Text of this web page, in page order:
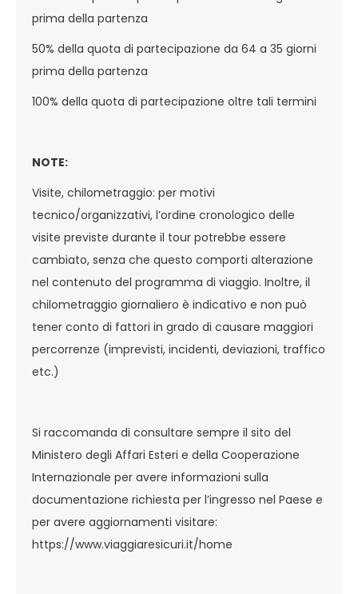
prima della partenza
50% della quota di partecipazione da 64 a 35 giorni
prima della partenza
100% della quota di partecipazione oltre tali termini
NOTE:
Visite, chilometraggio: per motivi
tecnico/organizzativi, l’ordine cronologico delle
visite previste durante il tour potrebbe essere
cambiato, senza che questo comporti alterazione
nel contenuto del programma di viaggio. Inoltre, il
chilometraggio giornaliero è indicativo e non può
tener conto di fattori in grado di causare maggiori
percorrenze (imprevisti, incidenti, deviazioni, traffico
etc.)
Si raccomanda di consultare sempre il sito del
Ministero degli Affari Esteri e della Cooperazione
Internazionale per avere informazioni sulla
documentazione richiesta per l’ingresso nel Paese e
per avere aggiornamenti visitare:
https://www.viaggiaresicuri.it/home